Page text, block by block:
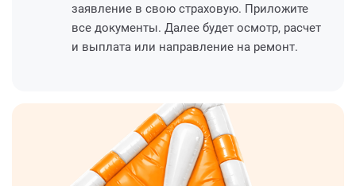
заявление в свою страховую. Приложите
все документы. Далее будет осмотр, расчет
и выплата или направление на ремонт.